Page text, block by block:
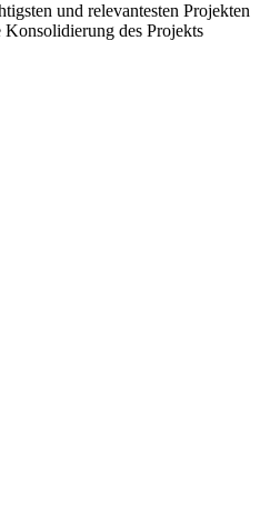
und relevantesten Projekten
des Projekts